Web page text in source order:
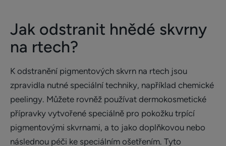
Jak odstranit hnědé skvrny
na rtech?
K odstranění pigmentových skvrn na rtech jsou
zpravidla nutné speciální techniky, například chemické
peelingy. Můžete rovněž používat dermokosmetické
přípravky vytvořené speciálně pro pokožku trpící
pigmentovými skvrnami, a to jako doplňkovou nebo
následnou péči ke speciálním ošetřením. Tyto